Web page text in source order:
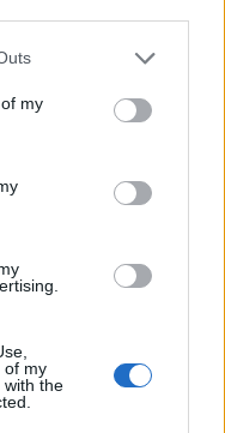
my
of my
with the
sarà anche
le
finale del tutto
il remake.
: